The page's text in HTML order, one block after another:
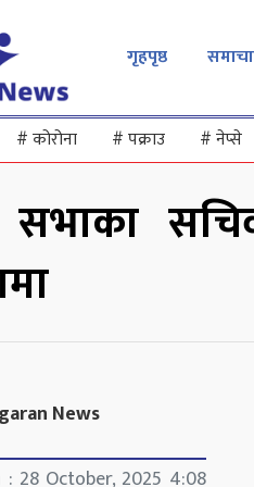
गृहपृष्ठ
#कोरोना #पक्राउ #नेप्से
सभाका
News
: 28 October, 2025 4:08